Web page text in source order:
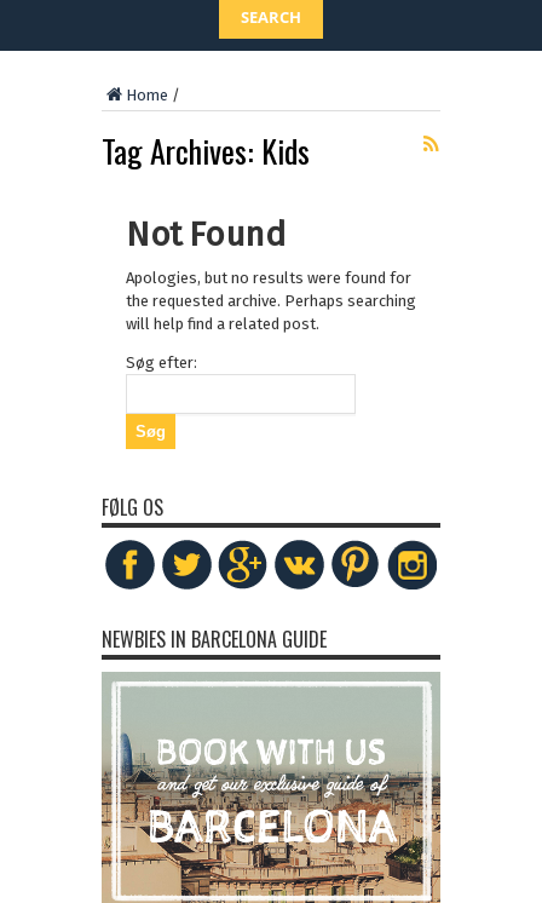
SEARCH
Home /
Tag Archives: Kids
Not Found
Apologies, but no results were found for
the requested archive. Perhaps searching
will help find a related post.
Søg efter:
FØLG OS
NEWBIES IN BARCELONA GUIDE